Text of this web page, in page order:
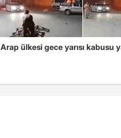
Arap ülkesi gece yarısı kabusu